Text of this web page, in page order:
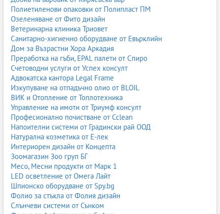
Полиетиленови опаковки от Полипласт ПМ
Озеленяване от Фито дизайн
Ветеринарна клиника Триовет
Санитарно-хигиенно оборудване от Евърклийн
Дом за Възрастни Хора Аркадия
Преработка на гъби, EPAL палети от Спиро
Счетоводни услуги от Успех консулт
Адвокатска кантора Legal Frame
Изкупуване на отпадъчно олио от BLOIL
ВИК и Отопление от Топлотехника
Управление на имоти от Триумф консулт
Професионално почистване от Cclean
Напоителни системи от Градински рай ООД
Натурална козметика от Е-лек
Интериорен дизайн от Концепта
Зоомагазин Зоо груп БГ
Месо, Месни продукти от Марк 1
LED осветление от Омега Лайт
Шпионско оборудване от Spy.bg
Фолио за стъкла от Фолия дизайн
Слънчеви системи от Сънком